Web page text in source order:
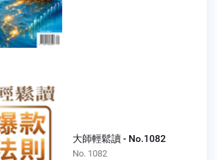
大師輕鬆讀 - No.1082
No. 1082